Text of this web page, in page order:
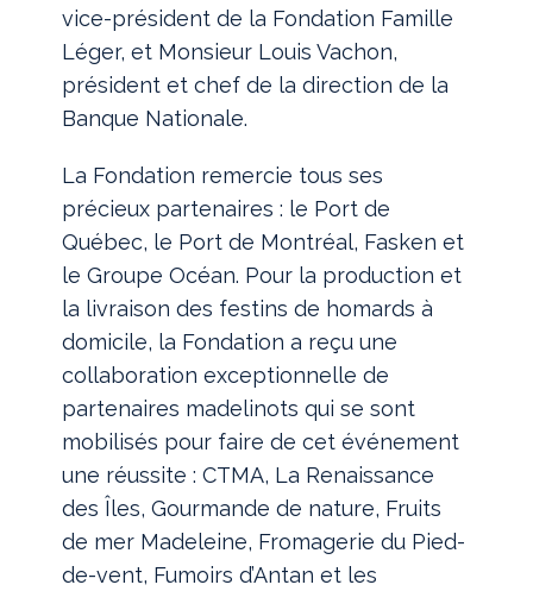
vice-président de la Fondation Famille
Léger, et Monsieur Louis Vachon,
président et chef de la direction de la
Banque Nationale.
La Fondation remercie tous ses
précieux partenaires : le Port de
Québec, le Port de Montréal, Fasken et
le Groupe Océan. Pour la production et
la livraison des festins de homards à
domicile, la Fondation a reçu une
collaboration exceptionnelle de
partenaires madelinots qui se sont
mobilisés pour faire de cet événement
une réussite : CTMA, La Renaissance
des Îles, Gourmande de nature, Fruits
de mer Madeleine, Fromagerie du Pied-
de-vent, Fumoirs d’Antan et les